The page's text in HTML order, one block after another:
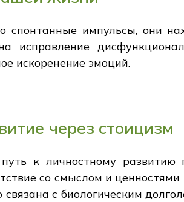
спонтанные импульсы, они
исправление
искоренение эмоций.
через стоицизм
к личностному
со смыслом и
связана с биологическим